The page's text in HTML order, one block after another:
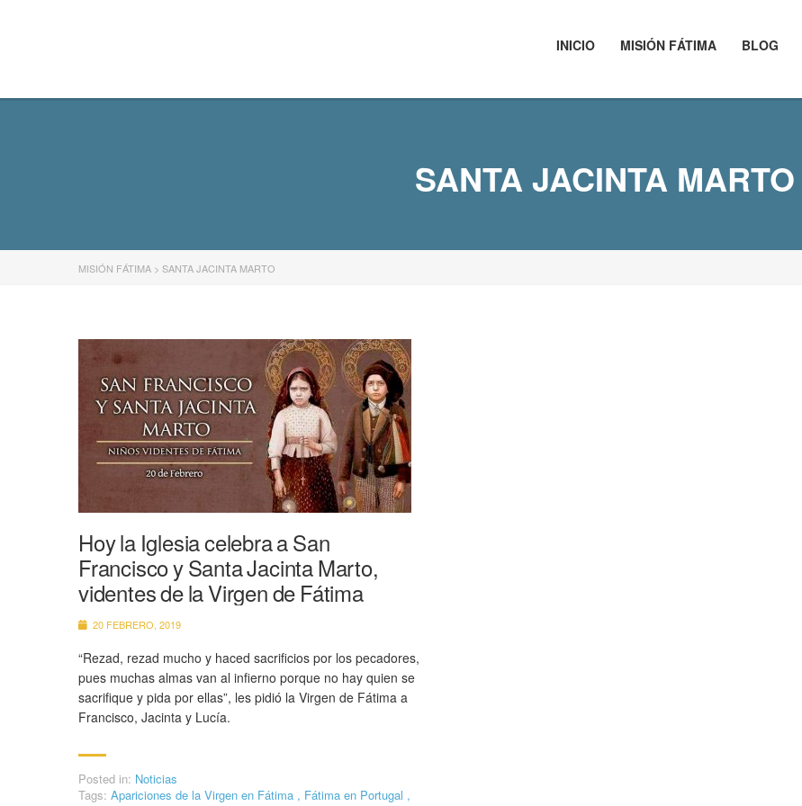
INICIO MISIÓN FÁTIMA BLOG
SANTA JACINTA MARTO
MISIÓN FÁTIMA > SANTA JACINTA MARTO
Hoy la Iglesia celebra a San
Francisco y Santa Jacinta Marto,
videntes de la Virgen de Fátima
20 FEBRERO, 2019
“Rezad, rezad mucho y haced sacrificios por los pecadores,
pues muchas almas van al infierno porque no hay quien se
sacrifique y pida por ellas”, les pidió la Virgen de Fátima a
Francisco, Jacinta y Lucía.
Posted in: Noticias
Tags: Apariciones de la Virgen en Fátima , Fátima en Portugal ,